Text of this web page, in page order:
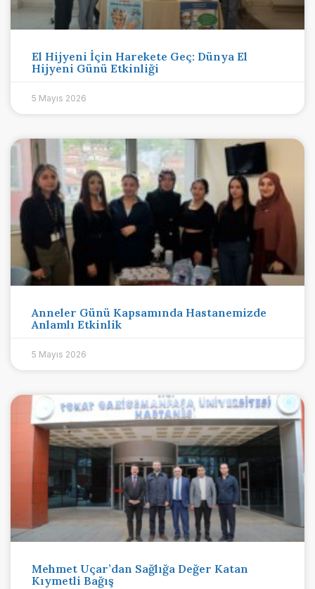
El Hijyeni İçin Harekete Geç: Dünya El
Hijyeni Günü Etkinliği
5 Mayıs 2026
Anneler Günü Kapsamında Hastanemizde
Anlamlı Etkinlik
5 Mayıs 2026
Mehmet Uçar’dan Sağlığa Değer Katan
Kıymetli Bağış